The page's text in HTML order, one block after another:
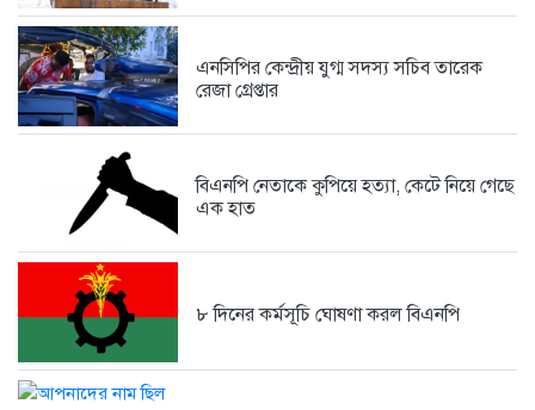
5 days আগে
1 week আগে
1 week আগে
এনসিপির কেন্দ্রীয় যুগ্ম সদস্য সচিব তারেক
রেজা গ্রেপ্তার
বিএনপি নেতাকে কুপিয়ে হত্যা, কেটে নিয়ে গেছে
এক হাত
৮ দিনের কর্মসূচি ঘোষণা করল বিএনপি